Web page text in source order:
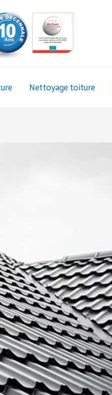
Nettoyage toiture